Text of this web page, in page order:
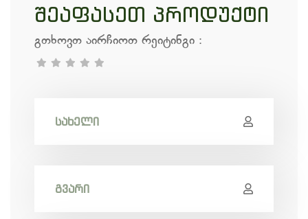
შეაფასეთ პროდუქტი
გთხოვთ აირჩიოთ რეიტინგი :